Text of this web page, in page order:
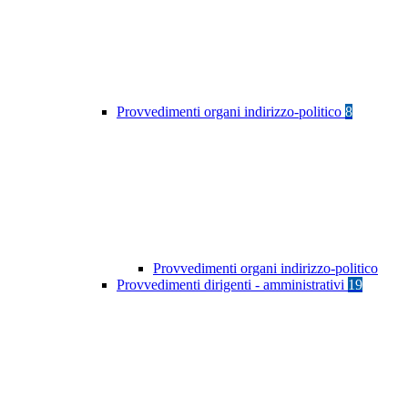
Provvedimenti organi indirizzo-politico 8
Provvedimenti organi indirizzo-politico
Provvedimenti dirigenti - amministrativi 19